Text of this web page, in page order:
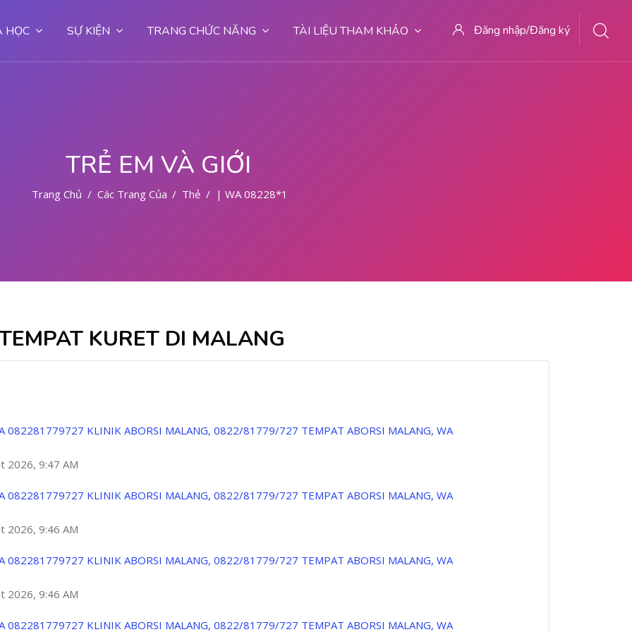
HỌC SỰ KIỆN TRANG CHỨC NĂNG TÀI LIỆU THAM KHẢO Đăng nhập/Đăng ký
TRẺ EM VÀ GIỚI
Trang Chủ Các Trang Của Hệ Thống
Thẻ | WA 08228*1779*727 TEMPAT KURET DI MALANG
KURET DI MALANG
082281779727 KLINIK ABORSI MALANG, 0822/81779/727 TEMPAT ABORSI MALANG, WA
2026, 9:47 AM
082281779727 KLINIK ABORSI MALANG, 0822/81779/727 TEMPAT ABORSI MALANG, WA
2026, 9:46 AM
082281779727 KLINIK ABORSI MALANG, 0822/81779/727 TEMPAT ABORSI MALANG, WA
2026, 9:46 AM
082281779727 KLINIK ABORSI MALANG, 0822/81779/727 TEMPAT ABORSI MALANG, WA